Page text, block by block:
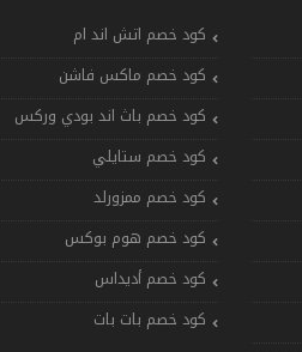
كود خصم اتش اند ام
كود خصم ماكس فاشن
كود خصم باث اند بودي وركس
كود خصم ستايلي
كود خصم ممزورلد
كود خصم هوم بوكس
كود خصم أديداس
كود خصم بات بات